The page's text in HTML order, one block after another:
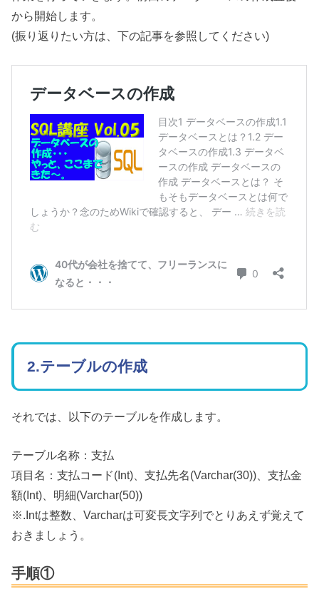
から開始します。
(振り返りたい方は、下の記事を参照してください)
2.テーブルの作成
それでは、以下のテーブルを作成します。
テーブル名称：支払
項目名：支払コード(Int)、支払先名(Varchar(30))、支払金
額(Int)、明細(Varchar(50))
※.Intは整数、Varcharは可変長文字列でとりあえず覚えて
おきましょう。
手順①